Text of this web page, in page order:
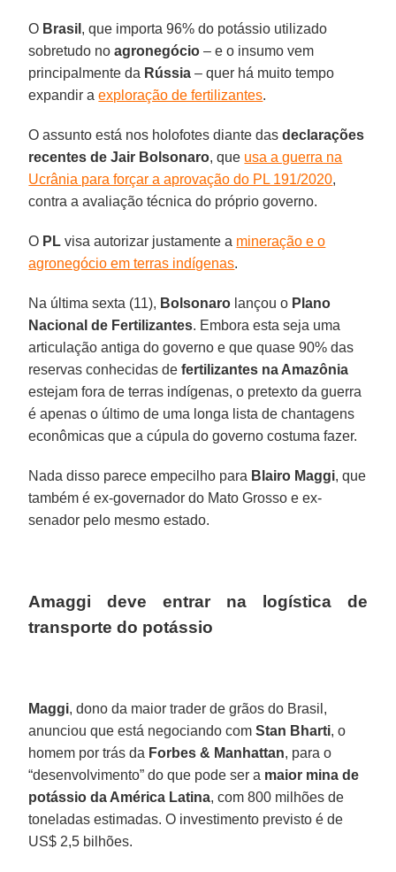
O Brasil , que importa 96% do potássio utilizado
sobretudo noagronegócio – e o insumo vem
principalmente da Rússia – quer há muito tempo
expandir aexploração de fertilizantes.
O assunto está nos holofotes diante dasdeclarações
recentes de Jair Bolsonaro, que usa a guerra na
Ucrânia para forçar a aprovação do PL 191/2020,
contra a avaliação técnica do próprio governo.
O PL visa autorizar justamente a mineração e o
agronegócio em terras indígenas.
Na última sexta (11), Bolsonaro lançou o Plano
Nacional de Fertilizantes. Embora esta seja uma
articulação antiga do governo e que quase 90% das
reservas conhecidas defertilizantes na Amazônia
estejam fora de terras indígenas, o pretexto da guerra
é apenas o último de uma longa lista de chantagens
econômicas que a cúpula do governo costuma fazer.
Nada disso parece empecilho para Blairo Maggi, que
também é ex-governador do Mato Grosso e ex-
senador pelo mesmo estado.
Amaggi deve entrar na logística de
transporte do potássio
Maggi, dono da maior trader de grãos do Brasil,
anunciou que está negociando comStan Bharti, o
homem por trás da Forbes & Manhattan, para o
“desenvolvimento” do que pode ser a maior mina de
potássio da América Latina, com 800 milhões de
toneladas estimadas. O investimento previsto é de
US$ 2,5 bilhões.